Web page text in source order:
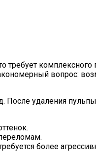
требует
вопрос:
удаления пульпы
более